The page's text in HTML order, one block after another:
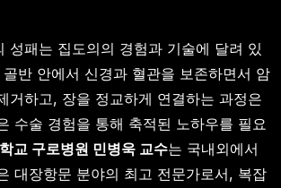
성패는 집도의의 경험과 기술에 달려 있
반 안에서 신경과 혈관을 보존하면서 암
거하고, 장을 정교하게 연결하는 과정은
수술 경험을 통해 축적된 노하우를 필요
교 구로병원 민병욱 교수는 국내외에서
대장항문 분야의 최고 전문가로서, 복잡